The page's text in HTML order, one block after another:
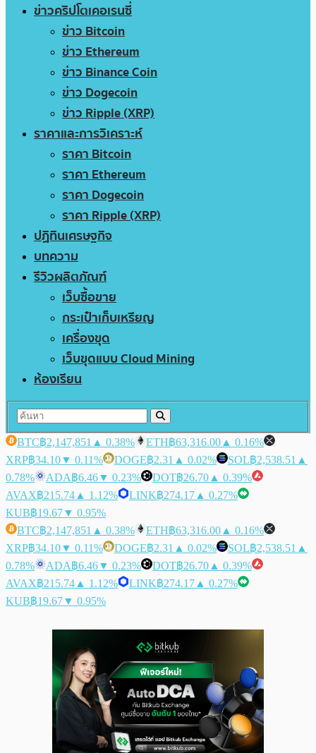
ข่าวคริปโตเคอเรนซี่
ข่าว Bitcoin
ข่าว Ethereum
ข่าว Binance Coin
ข่าว Dogecoin
ข่าว Ripple (XRP)
ราคาและการวิเคราะห์
ราคา Bitcoin
ราคา Ethereum
ราคา Dogecoin
ราคา Ripple (XRP)
ปฏิทินเศรษฐกิจ
บทความ
รีวิวผลิตภัณฑ์
เว็บซื้อขาย
กระเป๋าเก็บเหรียญ
เครื่องขุด
เว็บขุดแบบ Cloud Mining
ห้องเรียน
BTC฿2,147,851 ▲ 0.38% ETH฿63,316.00 ▲ 0.16%
XRP฿34.10▼ 0.11% DOGE฿2.31 ▲ 0.02% SOL฿2,538.51 ▲
0.78%
ADA฿6.46▼ 0.23% DOT฿26.70 ▲ 0.39%
AVAX฿215.74 ▲ 1.12% LINK฿274.17 ▲ 0.27%
KUB฿19.67▼ 0.95%
BTC฿2,147,851 ▲ 0.38% ETH฿63,316.00 ▲ 0.16%
XRP฿34.10▼ 0.11% DOGE฿2.31 ▲ 0.02% SOL฿2,538.51 ▲
0.78%
ADA฿6.46▼ 0.23% DOT฿26.70 ▲ 0.39%
AVAX฿215.74 ▲ 1.12% LINK฿274.17 ▲ 0.27%
KUB฿19.67▼ 0.95%